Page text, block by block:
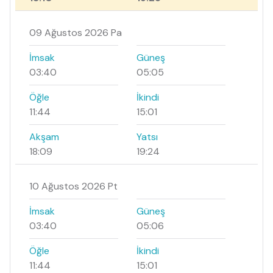
09 Ağustos 2026 Pa
İmsak
03:40
Güneş
05:05
Öğle
11:44
İkindi
15:01
Akşam
18:09
Yatsı
19:24
10 Ağustos 2026 Pt
İmsak
03:40
Güneş
05:06
Öğle
11:44
İkindi
15:01